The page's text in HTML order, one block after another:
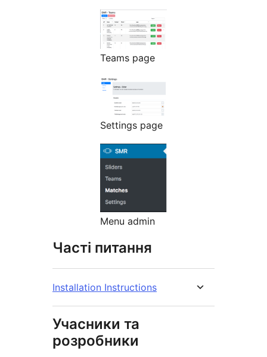
Teams page
Settings page
Menu admin
Часті питання
Installation Instructions
Учасники та
розробники